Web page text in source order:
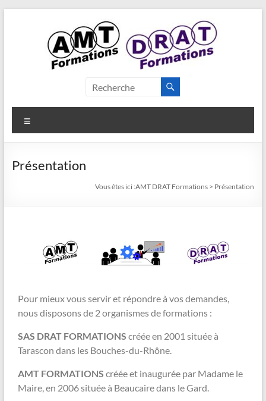
Présentation
Vous êtes ici :AMT DRAT Formations > Présentation
Pour mieux vous servir et répondre à vos demandes,
nous disposons de 2 organismes de formations :
SAS DRAT FORMATIONS créée en 2001 située à
Tarascon dans les Bouches-du-Rhône.
AMT FORMATIONS créée et inaugurée par Madame le
Maire, en 2006 située à Beaucaire dans le Gard.